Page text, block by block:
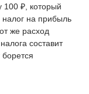
100 ₽, который
налог на прибыль
же расход
составит